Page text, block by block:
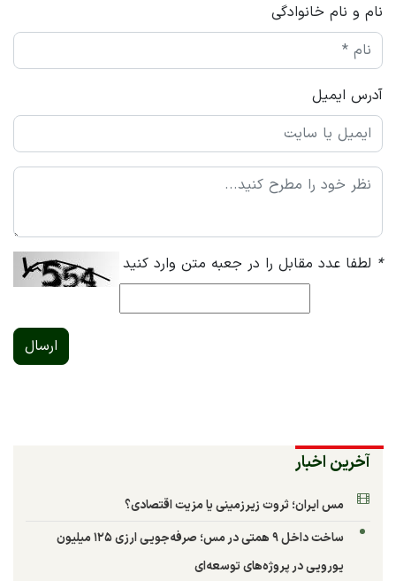
نام و نام خانوادگی
آدرس ایمیل
* لطفا عدد مقابل را در جعبه متن وارد کنید
ارسال
آخرین اخبار
مس ایران؛ ثروت زیرزمینی یا مزیت اقتصادی؟
ساخت داخل ۹ همتی در مس؛ صرفه‌جویی ارزی ۱۲۵ میلیون
یورویی در پروژه‌های توسعه‌ای